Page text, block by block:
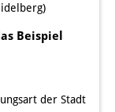
(German)
Beispiel
der Stadt